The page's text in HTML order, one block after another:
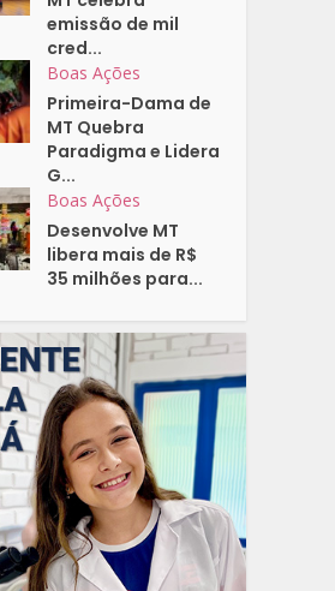
emissão de mil
cred...
Boas Ações
Primeira-Dama de
MT Quebra
Paradigma e Lidera
G...
Boas Ações
Desenvolve MT
libera mais de R$
35 milhões para...